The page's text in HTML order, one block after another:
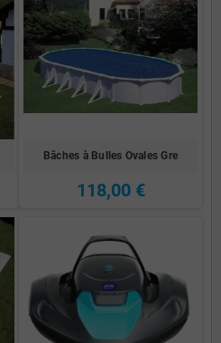
Bâches à Bulles Ovales Gre
118,00 €